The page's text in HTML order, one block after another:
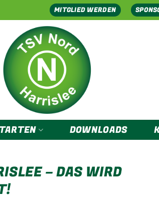
MITGLIED WERDEN
DOWNLOADS
– DAS WIRD